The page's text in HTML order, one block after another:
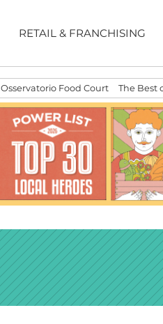
RETAIL & FRANCHISING
Osservatorio Food Court The Best